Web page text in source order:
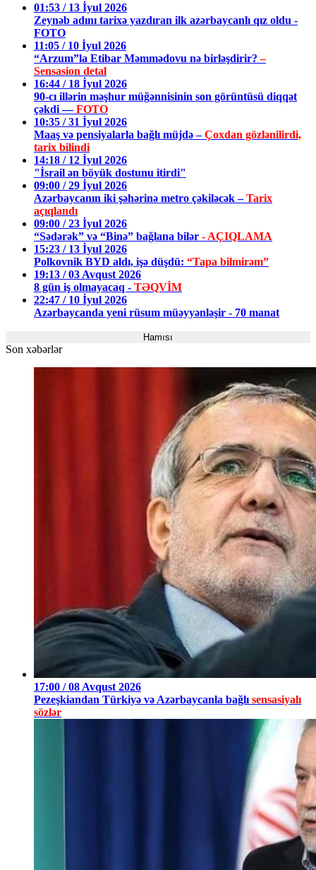
01:53 / 13 İyul 2026
Zeynəb adını tarixə yazdıran ilk azərbaycanlı qız oldu -
FOTO
11:05 / 10 İyul 2026
“Arzum”la Etibar Məmmədovu nə birləşdirir?–
Sensasion detal
16:44 / 18 İyul 2026
90-cı illərin məşhur müğənnisinin son görüntüsü diqqət
çəkdi —FOTO
10:35 / 31 İyul 2026
Maaş və pensiyalarla bağlı müjdə –Çoxdan gözlənilirdi,
tarix bilindi
14:18 / 12 İyul 2026
"İsrail ən böyük dostunu itirdi"
09:00 / 29 İyul 2026
Azərbaycanın iki şəhərinə metro çəkiləcək –Tarix
açıqlandı
09:00 / 23 İyul 2026
“Sədərək” və “Binə” bağlana bilər - AÇIQLAMA
15:23 / 13 İyul 2026
Polkovnik BYD aldı, işə düşdü: “Tapa bilmirəm”
19:13 / 03 Avqust 2026
8 gün iş olmayacaq - TƏQVİM
22:47 / 10 İyul 2026
Azərbaycanda yeni rüsum müəyyənləşir - 70 manat
Hamısı
Son xəbərlər
17:00 / 08 Avqust 2026
Pezeşkiandan Türkiyə və Azərbaycanla bağlı sensasiyalı
sözlər